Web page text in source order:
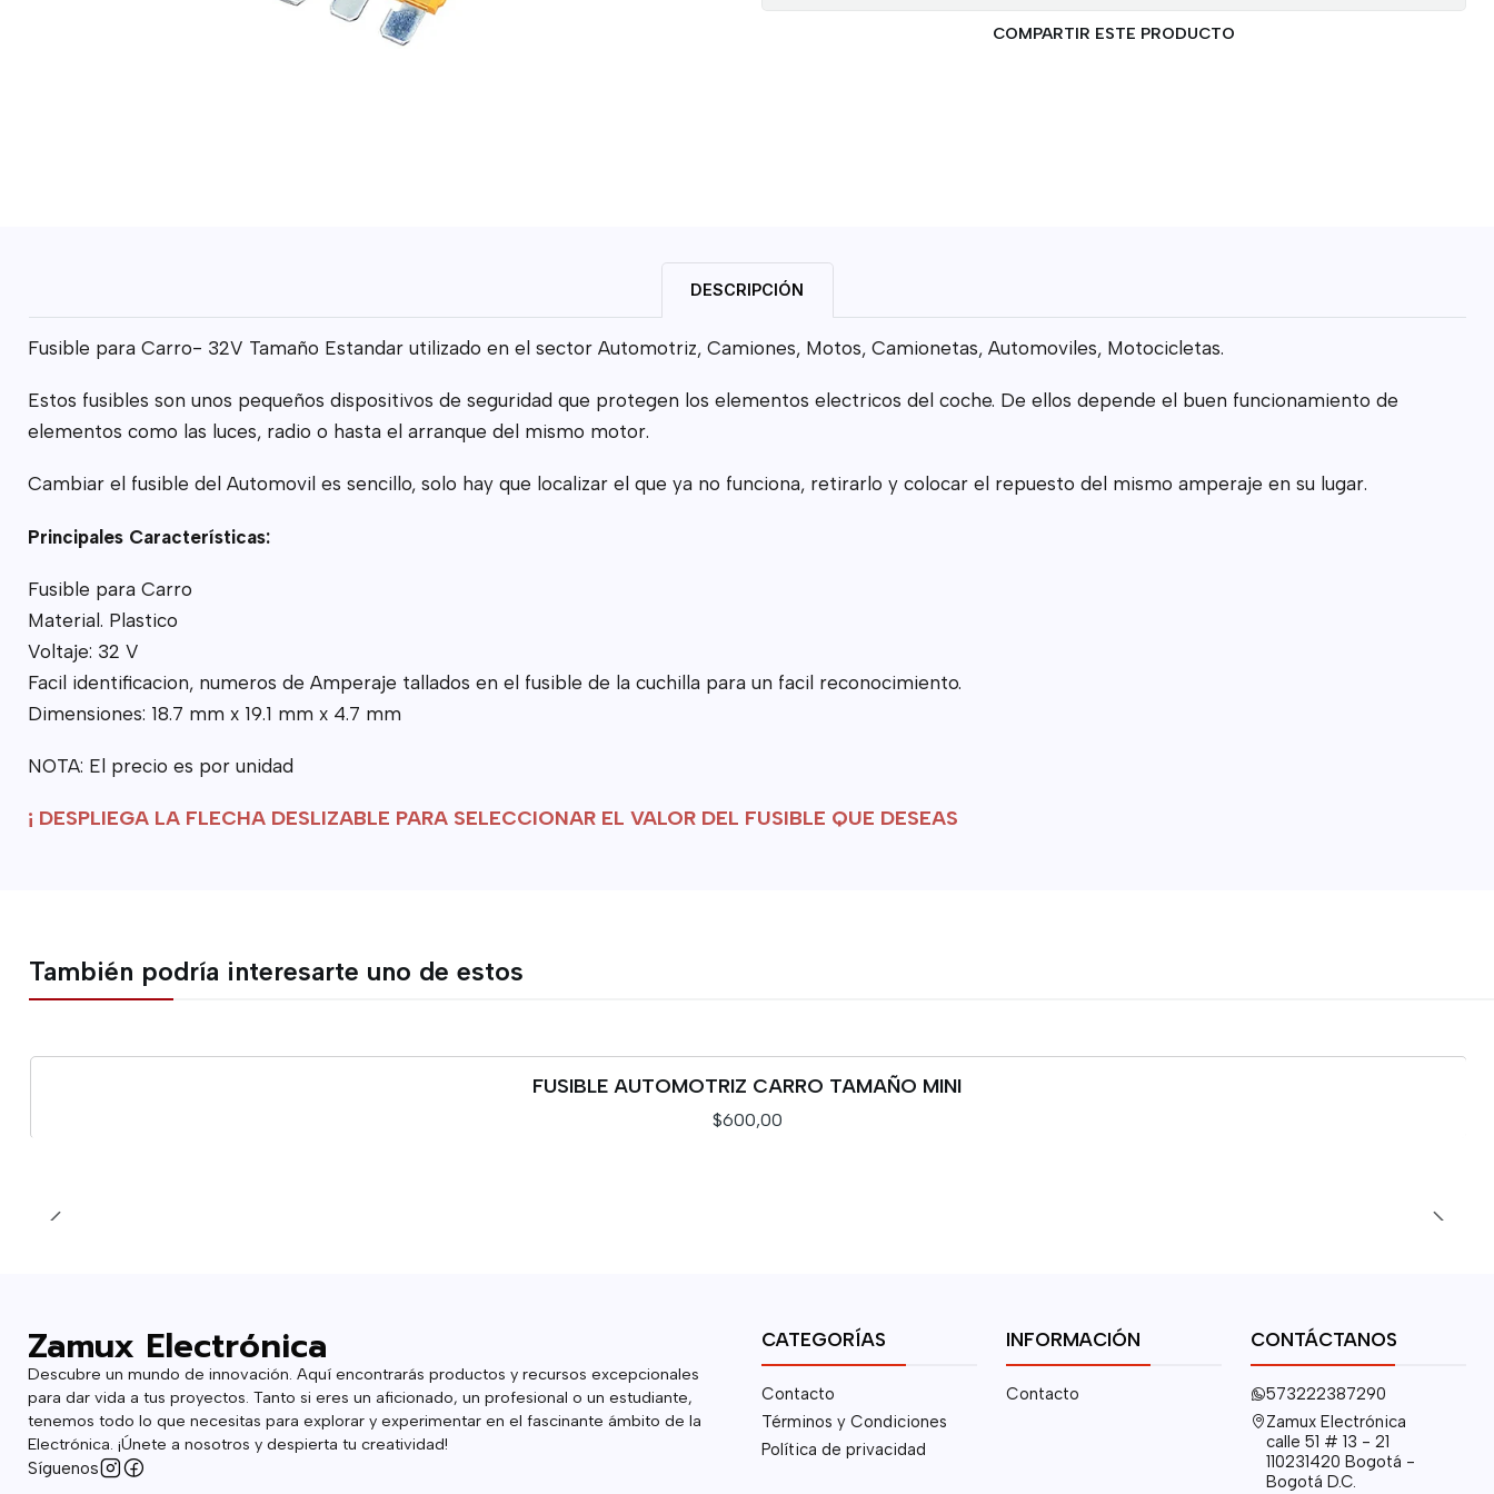
COMPARTIR ESTE PRODUCTO
DESCRIPCIÓN
Fusible para Carro- 32V Tamaño Estandar utilizado en el sector Automotriz, Camiones, Motos, Camionetas, Automoviles, Motocicletas.
Estos fusibles son unos pequeños dispositivos de seguridad que protegen los elementos electricos del coche. De ellos depende el buen funcionamiento de
elementos como las luces, radio o hasta el arranque del mismo motor.
Cambiar el fusible del Automovil es sencillo, solo hay que localizar el que ya no funciona, retirarlo y colocar el repuesto del mismo amperaje en su lugar.
Principales Características:
Fusible para Carro
Material. Plastico
Voltaje: 32 V
Facil identificacion, numeros de Amperaje tallados en el fusible de la cuchilla para un facil reconocimiento.
Dimensiones: 18.7 mm x 19.1 mm x 4.7 mm
NOTA: El precio es por unidad
¡ DESPLIEGA LA FLECHA DESLIZABLE PARA SELECCIONAR EL VALOR DEL FUSIBLE QUE DESEAS
También podría interesarte uno de estos
FUSIBLE AUTOMOTRIZ CARRO TAMAÑO MINI
$600,00
Zamux Electrónica
Descubre un mundo de innovación. Aquí encontrarás productos y recursos excepcionales
para dar vida a tus proyectos. Tanto si eres un aficionado, un profesional o un estudiante,
tenemos todo lo que necesitas para explorar y experimentar en el fascinante ámbito de la
Electrónica. ¡Únete a nosotros y despierta tu creatividad!
Síguenos
CATEGORÍAS
Contacto
Términos y Condiciones
Política de privacidad
INFORMACIÓN
Contacto
CONTÁCTANOS
573222387290
Zamux Electrónica
calle 51 # 13 - 21
110231420 Bogotá -
Bogotá D.C.